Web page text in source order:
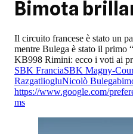
Bimota
Il circuito francese è stato un
mentre Bulega è stato il primo
KB998 Rimini: ecco i voti ai
SBK FranciaSBK Magny-
RazgatliogluNicolò Bulega
https://www.google.com/
ms